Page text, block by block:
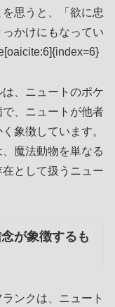
思うと、「欲に忠
かけにもなってい
、ニュートのポケ
、ニュートが他者
象徴しています。
魔法動物を単なる
として扱うニュー
が象徴するも
ンクは、ニュート